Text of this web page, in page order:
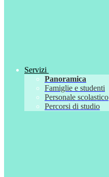
Servizi
Panoramica
Famiglie e studenti
Personale scolastico
Percorsi di studio